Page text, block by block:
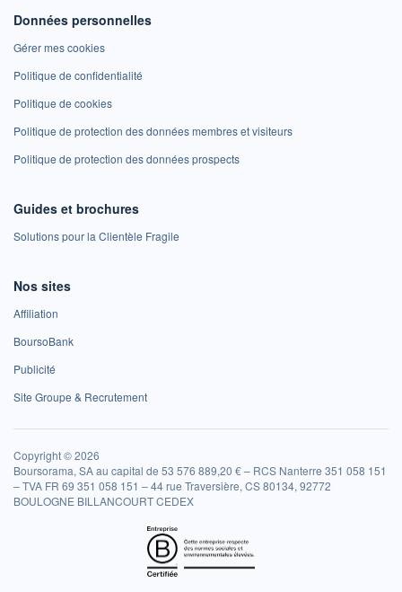
Données personnelles
Gérer mes cookies
Politique de confidentialité
Politique de cookies
Politique de protection des données membres et visiteurs
Politique de protection des données prospects
Guides et brochures
Solutions pour la Clientèle Fragile
Nos sites
Affiliation
BoursoBank
Publicité
Site Groupe & Recrutement
Copyright © 2026
Boursorama, SA au capital de 53 576 889,20 € – RCS Nanterre 351 058 151
– TVA FR 69 351 058 151 – 44 rue Traversière, CS 80134, 92772
BOULOGNE BILLANCOURT CEDEX